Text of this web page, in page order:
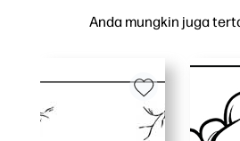
Anda mungkin juga